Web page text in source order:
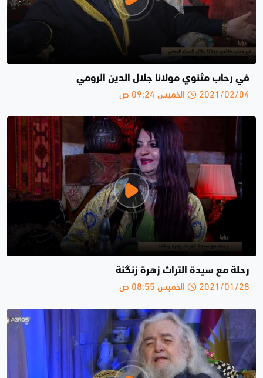
في رحاب مثنوي مولانا جلال الدين الرومي
2021/02/04 الخميس 09:24 ص
رحلة مع سيدة التراث زهرة زنگنة
2021/01/28 الخميس 08:55 ص